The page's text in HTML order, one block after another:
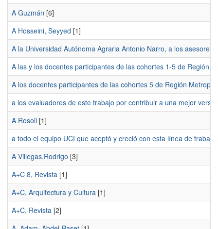
A Guzmán [6]
A Hosseini, Seyyed [1]
A la Universidad Autónoma Agraria Antonio Narro, a los
A las y los docentes participantes de las cohortes 1-5 de Región
A los docentes participantes de las cohortes 5 de Región
a los evaluadores de este trabajo por contribuir a una mejor
A Rosoli [1]
a todo el equipo UCI que aceptó y creció con esta línea de trabajo
A Villegas,Rodrigo [3]
A+C 8, Revista [1]
A+C, Arquitectura y Cultura [1]
A+C, Revista [2]